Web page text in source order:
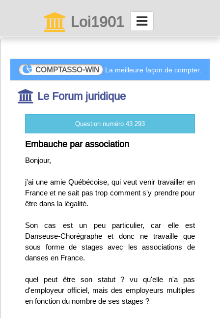
Loi1901
Connexion
Abonnez-vous à LettrAsso
Menu général
ServiceAsso
VieAsso
Infos
Divers
Abo Lettrasso
COMPTASSO-WIN La meilleure façon de compter.
Le Forum juridique
Question numéro 43 293
Embauche par association
Bonjour,
j'ai une amie Québécoise, qui veut venir travailler en
France et ne sait pas trop comment s'y prendre pour
être dans la légalité.
Son cas est un peu particulier, car elle est
Danseuse-Chorégraphe et donc ne travaille que
sous forme de stages avec les associations de
danses en France.
quel peut être son statut ? vu qu'elle n'a pas
d'employeur officiel, mais des employeurs multiples
en fonction du nombre de ses stages ?